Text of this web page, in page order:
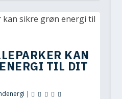
KAN
TIL DIT
|